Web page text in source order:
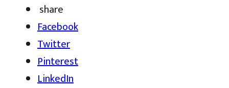
share
Facebook
Twitter
Pinterest
LinkedIn